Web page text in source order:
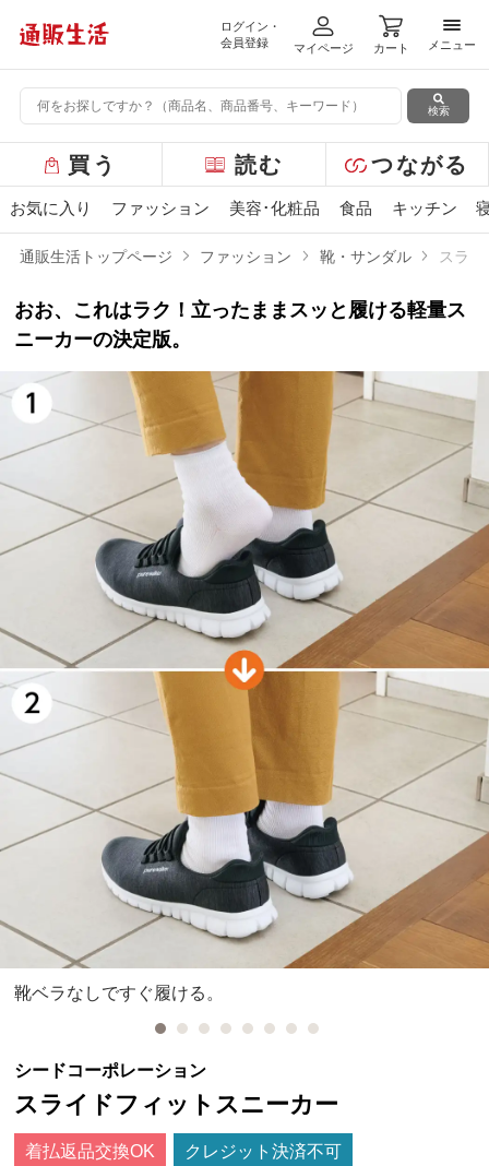
ログイン・
会員登録
マイページ カート
メニ
メニュー
検索
ー
バ
ュ
買う 読む つながる
お気に入り ファッション 美容･化粧品 食品 キッチン
通販生活トップページ ファッション 靴・サンダル スラ
おお、これはラク！立ったままスッと履ける軽量ス
ニーカーの決定版。
靴ベラなしですぐ履ける。
シードコーポレーション
スライドフィットスニーカー
着払返品交換OK クレジット決済不可